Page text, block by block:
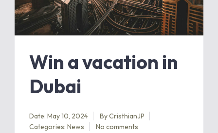
Win a vacation in
Dubai
Date: May 10, 2024 ByCristhianJP
Categories: News No comments